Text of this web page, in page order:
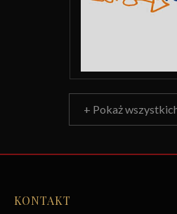
+ Pokaż
KONTAKT